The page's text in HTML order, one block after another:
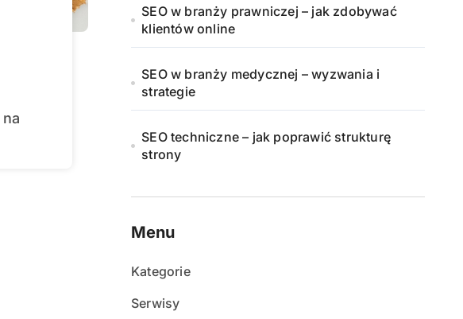
SEO w branży prawniczej – jak zdobywać
klientów online
SEO w branży medycznej – wyzwania i
strategie
SEO techniczne – jak poprawić strukturę
strony
Menu
Kategorie
Serwisy